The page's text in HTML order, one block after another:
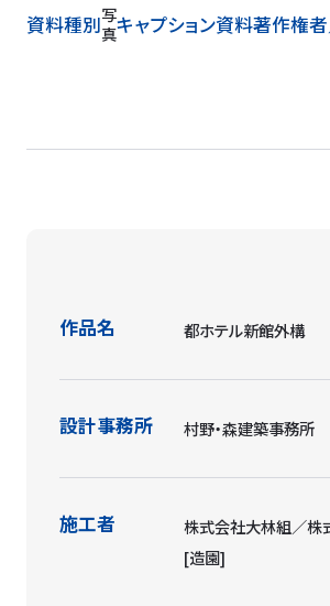
資料種別写
真キャプション側資料著作権
作品名 都ホテル新館外構
設計事務所 村野・森建築事務所
施工者
株式会社大林組／株
[造園]